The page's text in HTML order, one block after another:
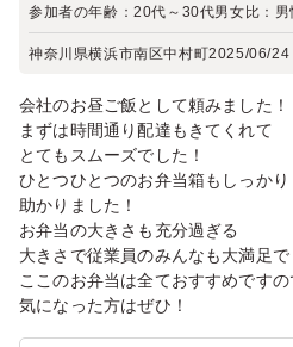
参加者の年齢：20代～30代男女比：
神奈川県横浜市南区中村町2025/06/24
会社のお昼ご飯として頼みました！
まずは時間通り配達もきてくれて
とてもスムーズでした！
ひとつひとつのお弁当箱もしっか
助かりました！
お弁当の大きさも充分過ぎる
大きさで従業員のみんなも大満足で
ここのお弁当は全ておすすめですの
気になった方はぜひ！